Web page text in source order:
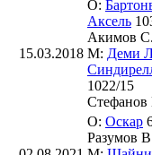
15.03.2018
О:
Аксель
Акимов
М: Деми
1022/15
О: Оскар
Разумов